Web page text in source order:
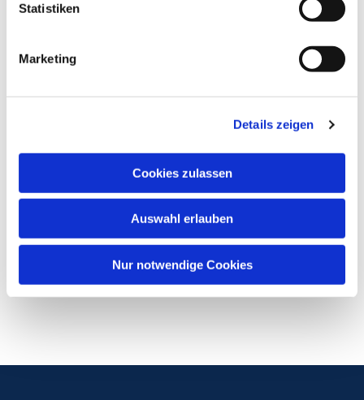
Statistiken
Marketing
Details zeigen
Cookies zulassen
Auswahl erlauben
Nur notwendige Cookies